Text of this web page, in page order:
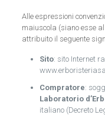
Alle espressioni
maiuscola (siano esse
attribuito il seguente
Sito: sito Internet
Compratore:
Laboratorio
italiano (Decreto